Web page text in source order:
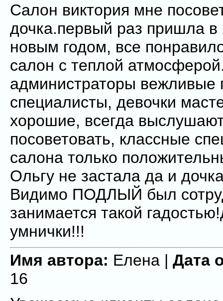
Салон виктория мне
дочка.первый раз пришла в
новым годом, все
салон с теплой
администраторы вежливые
специалисты, девочки
хорошие, всегда
посоветовать, классные
салона только
Ольгу не застала да и
Видимо ПОДЛЫЙ был
занимается такой
умнички!!!
Имя автора:Елена |Дата
16